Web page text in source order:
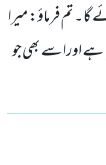
تم فرماؤ: میرا
اوراسے بھی جو